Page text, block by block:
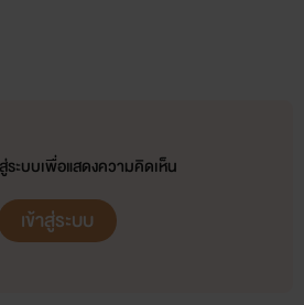
ระบบเพื่อแสดงความคิดเห็น
เข้าสู่ระบบ